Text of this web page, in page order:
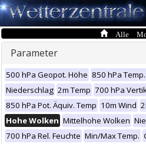
Alle
Parameter
500 hPa Geopot. Höhe 850 hPa Temp.
Niederschlag 2m Temp 700 hPa
850 hPa Pot. Äquiv. Temp 10m Wind
Hohe Wolken Mittelhohe Wolken
700 hPa Rel. Feuchte Min/Max Temp.